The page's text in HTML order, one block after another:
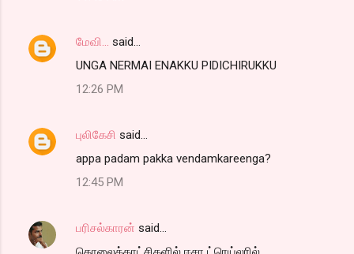
மேவி...
said…
UNGA NERMAI ENAKKU PIDICHIRUKKU
12:26 PM
புலிகேசி said…
appa padam pakka vendamkareenga?
12:45 PM
பரிசல்காரன் said…